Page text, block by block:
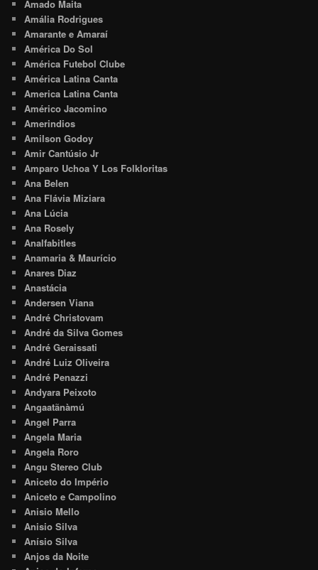
Amado Maita
Amália Rodrigues
Amarante e Amaraí
América Do Sol
América Futebol Clube
América Latina Canta
America Latina Canta
Américo Jacomino
Amerindios
Amilson Godoy
Amir Cantúsio Jr
Amparo Uchoa Y Los Folkloritas
Ana Belen
Ana Flávia Miziara
Ana Lúcia
Ana Rosely
Analfabitles
Anamaria & Maurício
Anares Diaz
Anastácia
Andersen Viana
André Christovam
André da Silva Gomes
André Geraissati
André Luiz Oliveira
André Penazzi
Andyara Peixoto
Angaatãnàmú
Angel Parra
Angela Maria
Angela Roro
Angu Stereo Club
Aniceto do Império
Aniceto e Campolino
Anisio Mello
Anisio Silva
Anísio Silva
Anjos da Noite